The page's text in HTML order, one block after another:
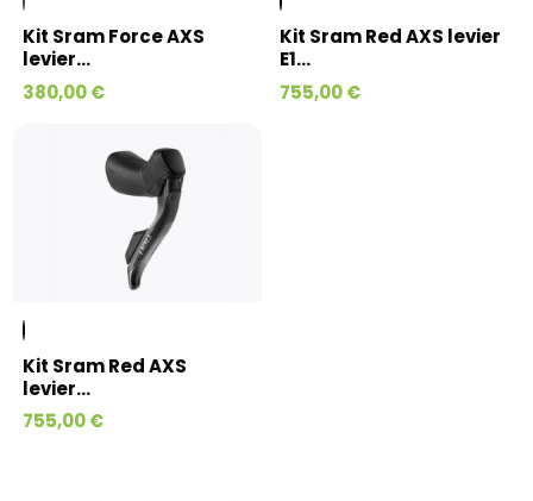
Kit Sram Force AXS
levier...
380,00 €
Kit Sram Red AXS levier
E1...
755,00 €
Kit Sram Red AXS
levier...
755,00 €